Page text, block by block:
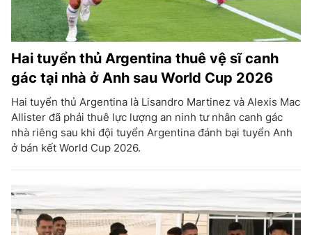
Hai tuyển thủ Argentina thuê vệ sĩ canh
gác tại nhà ở Anh sau World Cup 2026
Hai tuyển thủ Argentina là Lisandro Martinez và Alexis Mac
Allister đã phải thuê lực lượng an ninh tư nhân canh gác
nhà riêng sau khi đội tuyển Argentina đánh bại tuyển Anh
ở bán kết World Cup 2026.